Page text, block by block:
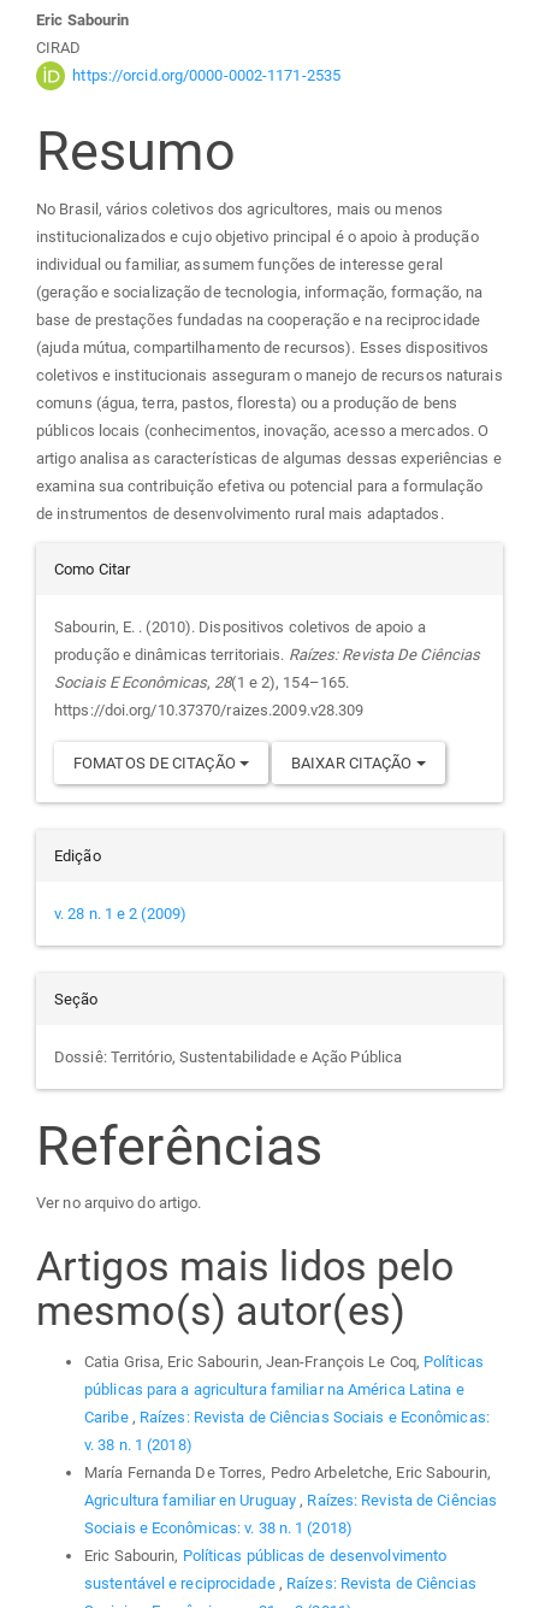
Conteúdo
do
artigo
principal
Eric Sabourin
CIRAD
https://orcid.org/0000-0002-1171-2535
Resumo
No Brasil, vários coletivos dos agricultores, mais ou menos
institucionalizados e cujo objetivo principal é o apoio à produção
individual ou familiar, assumem funções de interesse geral
(geração e socialização de tecnologia, informação, formação, na
base de prestações fundadas na cooperação e na reciprocidade
(ajuda mútua, compartilhamento de recursos). Esses dispositivos
coletivos e institucionais asseguram o manejo de recursos naturais
comuns (água, terra, pastos, floresta) ou a produção de bens
públicos locais (conhecimentos, inovação, acesso a mercados. O
artigo analisa as características de algumas dessas experiências e
examina sua contribuição efetiva ou potencial para a formulação
de instrumentos de desenvolvimento rural mais adaptados.
Detalhes
do
artigo
Como Citar
Sabourin, E. . (2010). Dispositivos coletivos de apoio a
produção e dinâmicas territoriais. Raízes: Revista De Ciências
Sociais E Econômicas, 28(1 e 2), 154–165.
https://doi.org/10.37370/raizes.2009.v28.309
FOMATOS DE CITAÇÃO BAIXAR CITAÇÃO
Edição
v. 28 n. 1 e 2 (2009)
Seção
Dossiê: Território, Sustentabilidade e Ação Pública
Referências
Ver no arquivo do artigo.
Artigos mais lidos pelo
mesmo(s) autor(es)
Catia Grisa, Eric Sabourin, Jean-François Le Coq, Políticas
públicas para a agricultura familiar na América Latina e
Caribe , Raízes: Revista de Ciências Sociais e Econômicas:
v. 38 n. 1 (2018)
María Fernanda De Torres, Pedro Arbeletche, Eric Sabourin,
Agricultura familiar en Uruguay , Raízes: Revista de Ciências
Sociais e Econômicas: v. 38 n. 1 (2018)
Eric Sabourin, Políticas públicas de desenvolvimento
sustentável e reciprocidade , Raízes: Revista de Ciências